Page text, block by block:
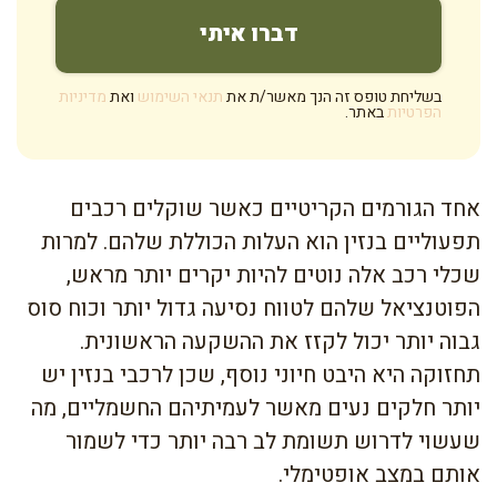
בשליחת טופס זה הנך מאשר/ת אתתנאי השימוש ואתמדיניות
הפרטיותבאתר.
אחד הגורמים הקריטיים כאשר שוקלים רכבים
תפעוליים בנזין הוא העלות הכוללת שלהם. למרות
שכלי רכב אלה נוטים להיות יקרים יותר מראש,
הפוטנציאל שלהם לטווח נסיעה גדול יותר וכוח סוס
גבוה יותר יכול לקזז את ההשקעה הראשונית.
תחזוקה היא היבט חיוני נוסף, שכן לרכבי בנזין יש
יותר חלקים נעים מאשר לעמיתיהם החשמליים, מה
שעשוי לדרוש תשומת לב רבה יותר כדי לשמור
אותם במצב אופטימלי.